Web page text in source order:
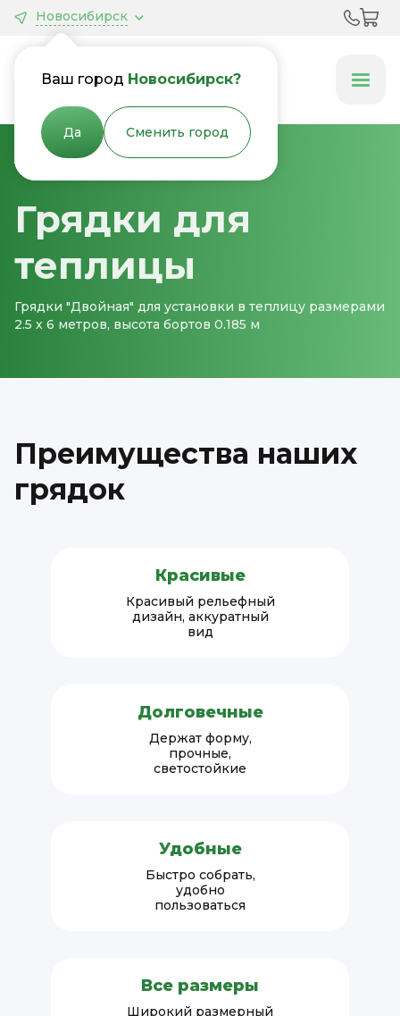
Новосибирск
Ваш город Новосибирск?
Да Сменить город
Грядки & Клумбы
Главная Грядки для теплицы
Грядки для
теплицы
Грядки "Двойная" для установки в теплицу размерами
2.5 х 6 метров, высота бортов 0.185 м
Преимущества наших
грядок
Красивые
Красивый рельефный
дизайн, аккуратный
вид
Долговечные
Держат форму,
прочные,
светостойкие
Удобные
Быстро собрать,
удобно
пользоваться
Все размеры
Широкий размерный